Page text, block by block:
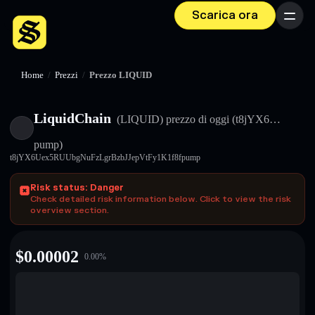
Scarica ora Menu
Home / Prezzi / Prezzo LIQUID
LiquidChain (LIQUID)prezzo di oggi (t8jYX6…
pump)
t8jYX6Uex5RUUbgNuFzLgrBzbJJepVtFy1K1f8fpump
Risk status: Danger
Check detailed risk information below. Click to view the risk
overview section.
$0.00002 0.00%